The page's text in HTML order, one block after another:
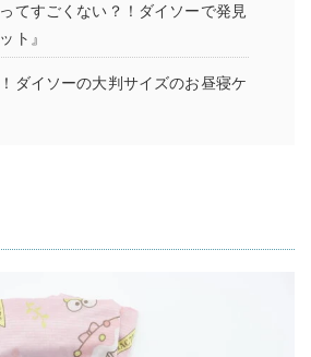
てすごくない？！ダイソーで発見
ト』
ダイソーの大判サイズのお昼寝ケ